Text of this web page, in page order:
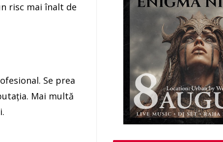
risc mai înalt de
Se prea
Mai multă